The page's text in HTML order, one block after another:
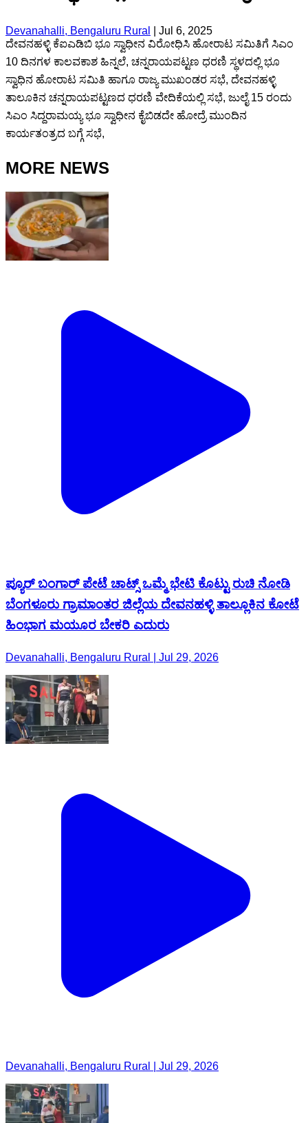
Devanahalli, Bengaluru Rural
Jul 6, 2025
ದೇವನಹಳ್ಳಿ ಕೆಐಎಡಿಬಿ ಭೂ ಸ್ವಾಧೀನ ವಿರೋಧಿಸಿ ಹೋರಾಟ ಸಮಿತಿಗೆ ಸಿಎಂ‌
10 ದಿನಗಳ ಕಾಲವಕಾಶ ಹಿನ್ನಲೆ, ಚನ್ನರಾಯಪಟ್ಟಣ ಧರಣಿ ಸ್ಥಳದಲ್ಲಿ ಭೂ
ಸ್ವಾಧಿನ ಹೋರಾಟ ಸಮಿತಿ‌ ಹಾಗೂ ರಾಜ್ಯ ಮುಖಂಡರ ಸಭೆ, ದೇವನಹಳ್ಳಿ
ತಾಲೂಕಿನ ಚನ್ನರಾಯಪಟ್ಟಣದ ಧರಣಿ ವೇದಿಕೆಯಲ್ಲಿ ಸಭೆ, ಜುಲೈ 15 ರಂದು
ಸಿಎಂ ಸಿದ್ದರಾಮಯ್ಯ ಭೂ ಸ್ವಾಧೀನ ಕೈಬಿಡದೇ ಹೋದ್ರೆ ಮುಂದಿನ
ಕಾರ್ಯತಂತ್ರದ ಬಗ್ಗೆ ಸಭೆ,
MORE NEWS
ಪ್ಯೂರ್ ಬಂಗಾರ್ ಪೇಟೆ ಚಾಟ್ಸ್ ಒಮ್ಮೆ ಭೇಟಿ ಕೊಟ್ಟು ರುಚಿ ನೋಡಿ
ಬೆಂಗಳೂರು ಗ್ರಾಮಾಂತರ ಜಿಲ್ಲೆಯ ದೇವನಹಳ್ಳಿ ತಾಲ್ಲೂಕಿನ ಕೋಟೆ
ಹಿಂಭಾಗ ಮಯೂರ ಬೇಕರಿ ಎದುರು
Devanahalli, Bengaluru Rural | Jul 29, 2026
Devanahalli, Bengaluru Rural | Jul 29, 2026